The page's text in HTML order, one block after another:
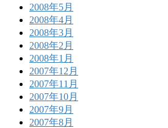
2008年5月
2008年4月
2008年3月
2008年2月
2008年1月
2007年12月
2007年11月
2007年10月
2007年9月
2007年8月